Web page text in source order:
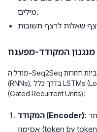
מילים.
מודל ה-Seq2Seq הסטנדרטי מורכב משתי רשתות עצביות חוזרות
(RNNs), בדרך כלל LSTMs (Long Short-Term Memory) או GRUs
(Gated Recurrent Units):
המקודד (Encoder):
אסימון (token by token). בכל שלב, הוא מעדכן את המצב